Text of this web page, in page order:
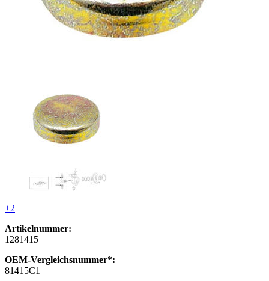
+2
Artikelnummer:
1281415
OEM-Vergleichsnummer*:
81415C1